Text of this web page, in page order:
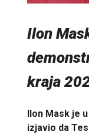
Ilon
kraja
Ilon Mask je
izjavio da